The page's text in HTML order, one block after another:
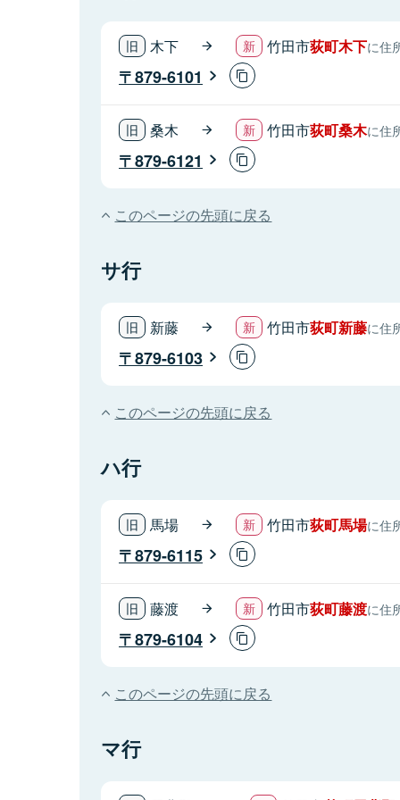
木下 竹田市荻町木下に住
879-6101
桑木 竹田市荻町桑木に住
879-6121
このページの先頭に戻る
サ行
新藤 竹田市荻町新藤に住
879-6103
このページの先頭に戻る
ハ行
馬場 竹田市荻町馬場に住
879-6115
藤渡 竹田市荻町藤渡に住
879-6104
このページの先頭に戻る
マ行